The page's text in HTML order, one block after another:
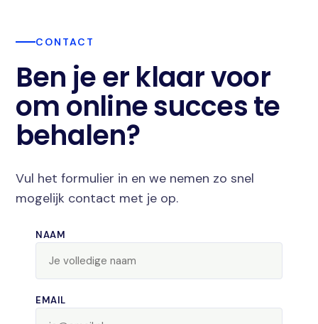
CONTACT
Ben je er klaar voor
om online succes te
behalen?
Vul het formulier in en we nemen zo snel
mogelijk contact met je op.
NAAM
EMAIL